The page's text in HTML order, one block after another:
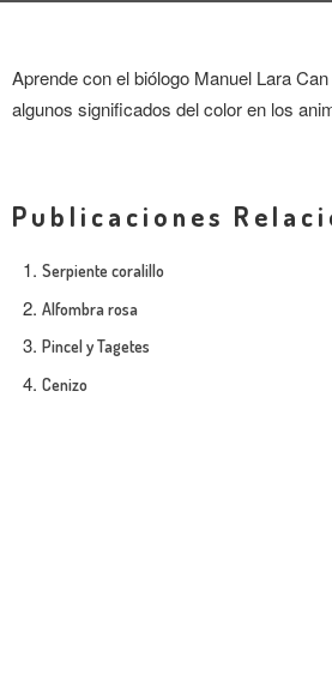
CONSEJO HONORÍFICO
Aprende con el biólogo Manuel Lara
algunos significados del color en los
Publicaciones
Serpiente coralillo
Alfombra rosa
Pincel y Tagetes
Cenizo